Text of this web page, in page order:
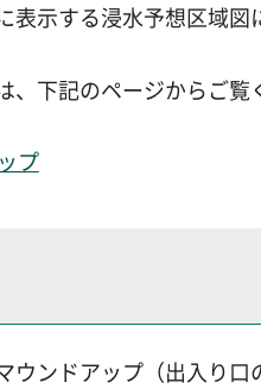
表示する浸水予想区域
下記のページからご覧
プ
ウンドアップ（出入り